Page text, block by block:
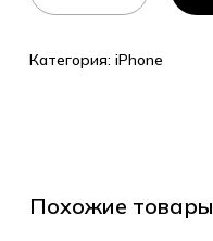
Категория: iPhone
Похожие товары